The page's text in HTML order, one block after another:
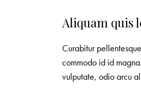
Aliquam quis
Curabitur
commodo id id
vulputate, odio arcu